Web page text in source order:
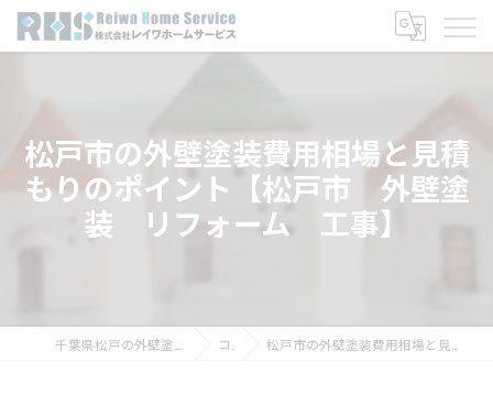
松戸市の外壁塗装費用相場と見積
もりのポイント【松戸市 外壁塗
装 リフォーム 工事】
コラム 松戸市の外壁塗装費用相場と見積もりのポイント【松戸市 外壁塗装 リフォーム 工事】